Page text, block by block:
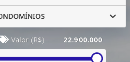
Valor (R$) 22.900.000